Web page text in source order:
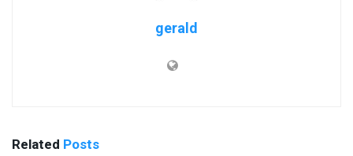
gerald
Related Posts